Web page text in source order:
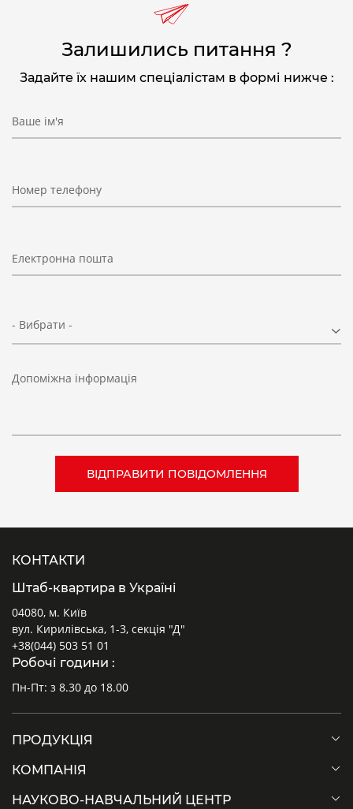
Залишились питання ?
Задайте їх нашим спеціалістам в формі нижче :
Ваше ім'я
Номер телефону
Електронна пошта
- Вибрати -
Допоміжна інформація
КОНТАКТИ
Штаб-квартира в Україні
04080, м. Київ
вул. Кирилівська, 1-3, секція "Д"
+38(044) 503 51 01
Робочі години :
Пн-Пт: з 8.30 до 18.00
ПРОДУКЦІЯ
КОМПАНІЯ
НАУКОВО-НАВЧАЛЬНИЙ ЦЕНТР